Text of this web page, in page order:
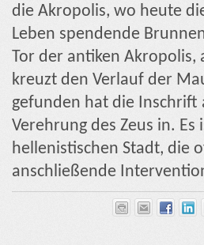
die Akropolis, wo heute
Leben spendende
Tor der antiken
kreuzt den Verlauf der
gefunden hat die Inschrift
Verehrung des Zeus in.
hellenistischen Stadt, die
anschließende